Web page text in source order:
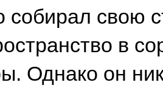
собирал свою
в
Однако он